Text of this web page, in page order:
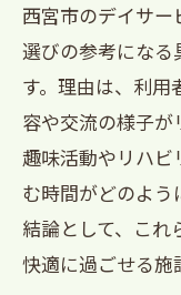
気の大
利用者
的な空間
口コミ
徴的な
西宮市
の参考に
西宮市のデイサ
選びの参考になる
す。理由は、利
容や交流の様子が
趣味活動やリハビ
む時間がどのよう
結論として、これ
快適に過ごせる施